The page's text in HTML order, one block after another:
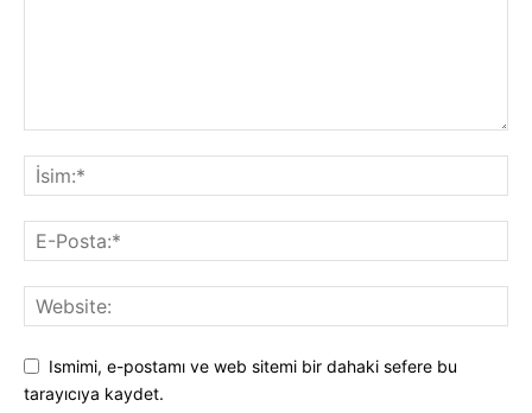
Ismimi, e-postamı ve web sitemi bir dahaki sefere bu
tarayıcıya kaydet.